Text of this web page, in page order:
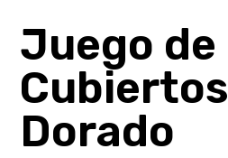
Juego de
Cubiertos
Dorado